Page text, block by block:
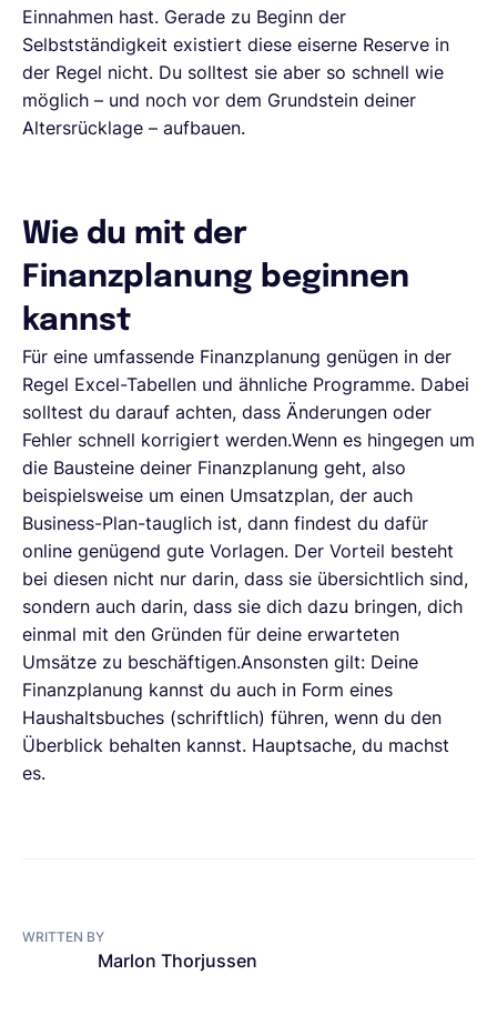
Einnahmen hast. Gerade zu Beginn der
Selbstständigkeit existiert diese eiserne Reserve in
der Regel nicht. Du solltest sie aber so schnell wie
möglich – und noch vor dem Grundstein deiner
Altersrücklage – aufbauen.
Wie du mit der
Finanzplanung beginnen
kannst
Für eine umfassende Finanzplanung genügen in der
Regel Excel-Tabellen und ähnliche Programme. Dabei
solltest du darauf achten, dass Änderungen oder
Fehler schnell korrigiert werden.Wenn es hingegen um
die Bausteine deiner Finanzplanung geht, also
beispielsweise um einen Umsatzplan, der auch
Business-Plan-tauglich ist, dann findest du dafür
online genügend gute Vorlagen. Der Vorteil besteht
bei diesen nicht nur darin, dass sie übersichtlich sind,
sondern auch darin, dass sie dich dazu bringen, dich
einmal mit den Gründen für deine erwarteten
Umsätze zu beschäftigen.Ansonsten gilt: Deine
Finanzplanung kannst du auch in Form eines
Haushaltsbuches (schriftlich) führen, wenn du den
Überblick behalten kannst. Hauptsache, du machst
es.
WRITTEN BY
Marlon Thorjussen